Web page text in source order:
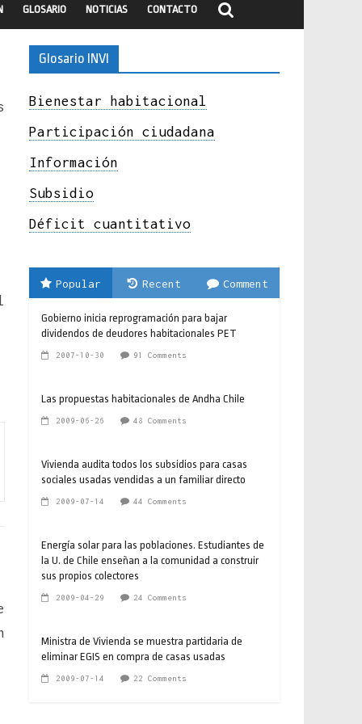
GLOSARIO NOTICIAS CONTACTO
Glosario INVI
Bienestar habitacional
Participación ciudadana
Información
Subsidio
Déficit cuantitativo
Popular Recent Comment
Gobierno inicia reprogramación para bajar
dividendos de deudores habitacionales PET
2007-10-30 91 Comments
Las propuestas habitacionales de Andha Chile
2009-06-26 48 Comments
Vivienda audita todos los subsidios para casas
sociales usadas vendidas a un familiar directo
2009-07-14 44 Comments
Energía solar para las poblaciones. Estudiantes de
la U. de Chile enseñan a la comunidad a construir
sus propios colectores
2009-04-29 24 Comments
Ministra de Vivienda se muestra partidaria de
eliminar EGIS en compra de casas usadas
2009-07-14 22 Comments